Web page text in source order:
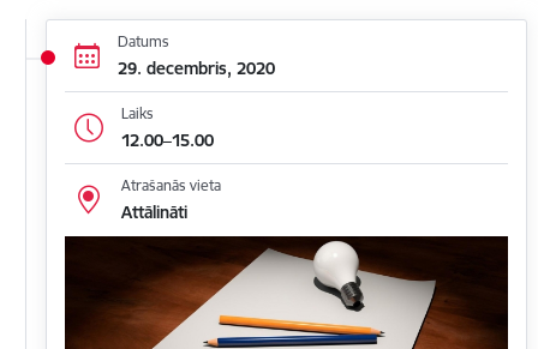
Datums
29. decembris, 2020
Laiks
12.00–15.00
Atrašanās vieta
Attālināti